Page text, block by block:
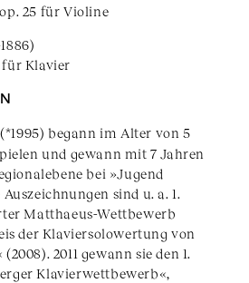
25 für Violine
für Klavier
(*1995) begann im Alter von 5
und gewann mit 7 Jahren
bei »Jugend
sind u. a. 1.
Matthaeus-Wettbewerb
der Klaviersolowertung von
2011 gewann sie den 1.
Klavierwettbewerb«,